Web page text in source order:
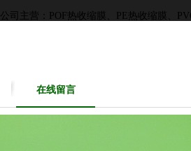
公司主营：POF热收缩膜、PE热收缩膜、
在线留言